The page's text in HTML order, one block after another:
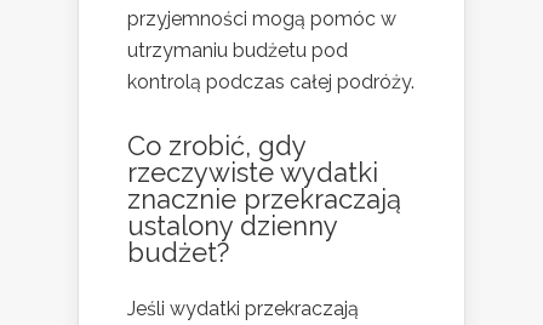
przyjemności mogą pomóc w
utrzymaniu budżetu pod
kontrolą podczas całej podróży.
Co zrobić, gdy
rzeczywiste wydatki
znacznie przekraczają
ustalony dzienny
budżet?
Jeśli wydatki przekraczają